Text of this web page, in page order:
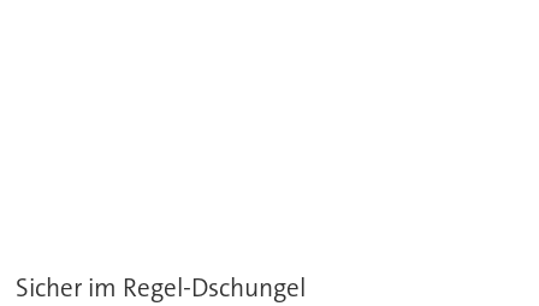
Sicher im Regel-Dschungel